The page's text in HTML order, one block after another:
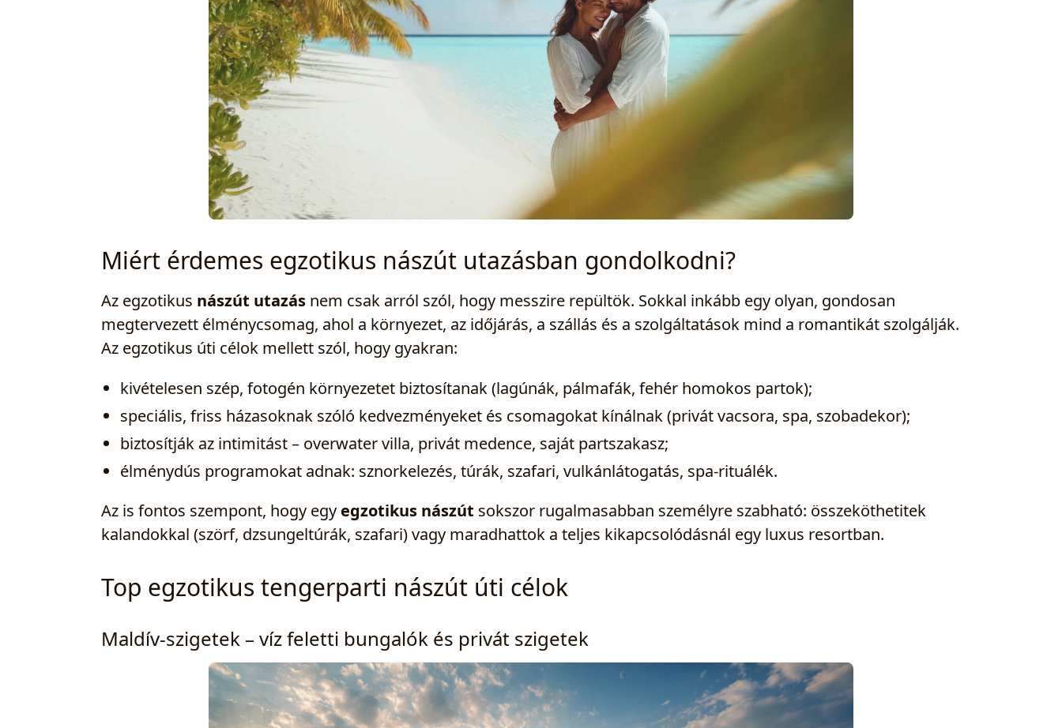
Miért érdemes egzotikus nászút utazásban gondolkodni?
Az egzotikus nászút utazás nem csak arról szól, hogy messzire repültök. Sokkal inkább egy olyan, gondosan
megtervezett élménycsomag, ahol a környezet, az időjárás, a szállás és a szolgáltatások mind a romantikát szolgálják.
Az egzotikus úti célok mellett szól, hogy gyakran:
kivételesen szép, fotogén környezetet biztosítanak (lagúnák, pálmafák, fehér homokos partok);
speciális, friss házasoknak szóló kedvezményeket és csomagokat kínálnak (privát vacsora, spa, szobadekor);
biztosítják az intimitást – overwater villa, privát medence, saját partszakasz;
élménydús programokat adnak: sznorkelezés, túrák, szafari, vulkánlátogatás, spa-rituálék.
Az is fontos szempont, hogy egy egzotikus nászút sokszor rugalmasabban személyre szabható: összeköthetitek
kalandokkal (szörf, dzsungeltúrák, szafari) vagy maradhattok a teljes kikapcsolódásnál egy luxus resortban.
Top egzotikus tengerparti nászút úti célok
Maldív-szigetek – víz feletti bungalók és privát szigetek